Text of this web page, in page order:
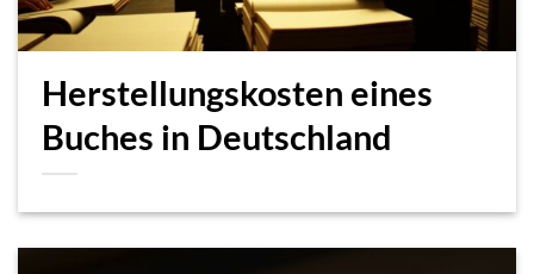
Herstellungskosten eines
Buches in Deutschland